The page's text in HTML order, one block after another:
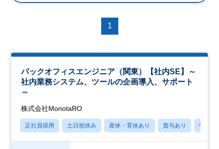
1
バックオフィスエンジニア（関東）【社内SE】～
社内業務システム、ツールの企画導入、サポート
～
株式会社MonotaRO
正社員採用 土日祝休み 産休・育休あり 賞与あり 学歴不